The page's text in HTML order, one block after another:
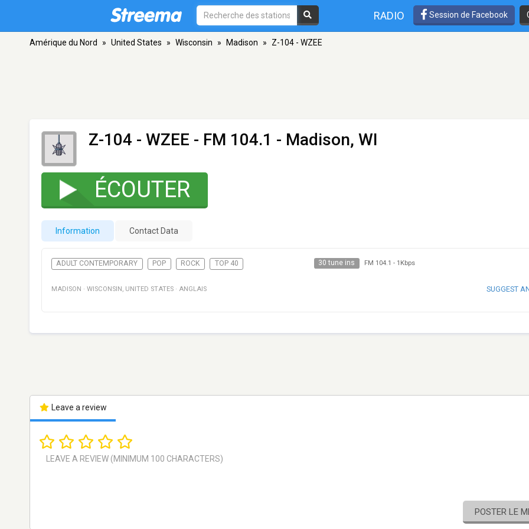
RADIO Session de Facebook
Amérique du Nord » United States » Wisconsin » Madison » Z-104 - WZEE
Z-104 - WZEE - FM 104.1 - Madison, WI
ÉCOUTER
Information Contact Data
ADULT CONTEMPORARY POP ROCK TOP 40 30 tune ins FM 104.1 - 1Kbps
MADISON · WISCONSIN , UNITED STATES · ANGLAIS SUGGEST
Leave a review
POSTER LE